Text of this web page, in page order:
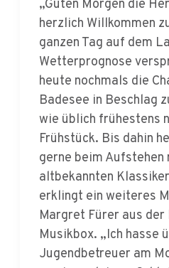
ganzen Tag auf dem
Wetterprognose
heute nochmals die
Badesee in Beschlag
wie üblich frühestens
Frühstück. Bis dahin
gerne beim Aufstehen
altbekannten
erklingt ein weiteres
Margret Fürer aus der
Musikbox. „Ich hasse
Jugendbetreuer am
aus irgendeinem
meint müde: „Können